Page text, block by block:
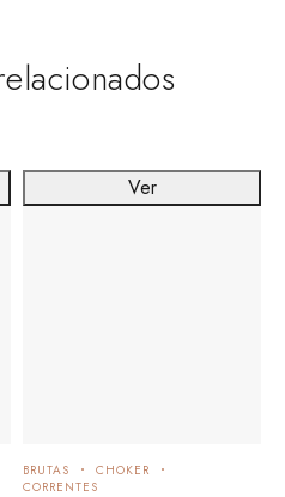
BRUTAS
CHOKER
CORRENTES
Ver